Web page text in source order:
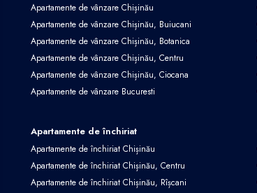
Apartamente de vânzare Chișinău
Apartamente de vânzare Chișinău, Buiucani
Apartamente de vânzare Chișinău, Botanica
Apartamente de vânzare Chișinău, Centru
Apartamente de vânzare Chișinău, Ciocana
Apartamente de vânzare Bucuresti
Apartamente de închiriat
Apartamente de închiriat Chișinău
Apartamente de închiriat Chișinău, Centru
Apartamente de închiriat Chișinău, Rîșcani